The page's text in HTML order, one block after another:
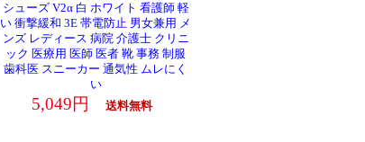
シューズ V2α 白 ホワイト 看護師 軽
い 衝撃緩和 3E 帯電防止 男女兼用 メ
ンズ レディース 病院 介護士 クリニ
ック 医療用 医師 医者 靴 事務 制服
歯科医 スニーカー 通気性 ムレにく
い
5,049円 送料無料